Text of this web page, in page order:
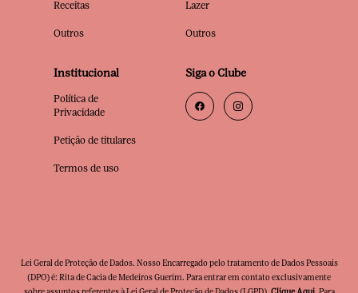
Receitas
Outros
Lazer
Outros
Institucional
Política de
Privacidade
Petição de titulares
Termos de uso
Siga o Clube
Lei Geral de Proteção de Dados. Nosso Encarregado pelo tratamento de Dados Pessoais
(DPO) é: Rita de Cacia de Medeiros Guerim. Para entrar em contato exclusivamente